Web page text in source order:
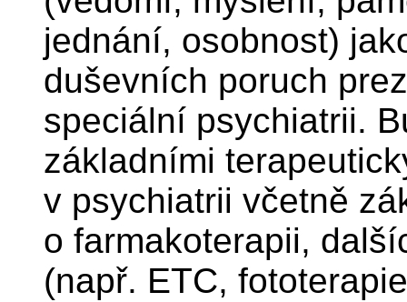
jednání, osobnost)
duševních poruch
speciální psychiatrii.
základními
v psychiatrii včetně
o farmakoterapii,
(např. ETC,